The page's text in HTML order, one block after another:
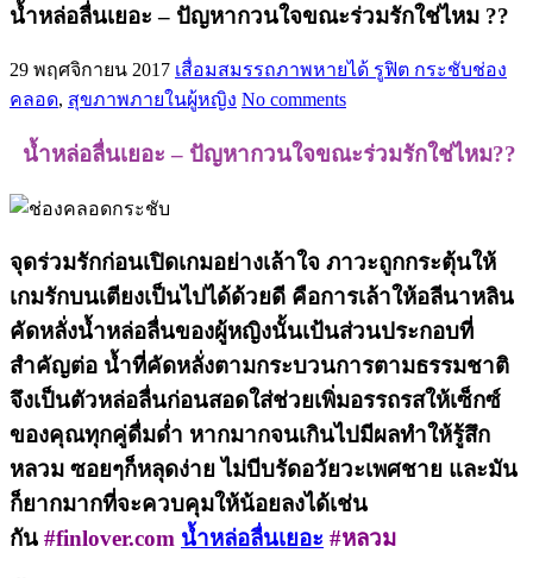
น้ำหล่อลื่นเยอะ – ปัญหากวนใจขณะร่วมรักใช่ไหม ??
29 พฤศจิกายน 2017 เสื่อมสมรรถภาพหายได้ รูฟิต กระชับช่อง
คลอด, สุขภาพภายในผู้หญิง No comments
น้ำหล่อลื่นเยอะ – ปัญหากวนใจขณะร่วมรักใช่ไหม??
จุดร่วมรักก่อนเปิดเกมอย่างเล้าใจ ภาวะถูกกระตุ้นให้
เกมรักบนเตียงเป็นไปได้ด้วยดี คือการเล้าให้อลีนาหลิน
คัดหลั่งน้ำหล่อลื่นของผู้หญิงนั้นเป้นส่วนประกอบที่
สำคัญต่อ น้ำที่คัดหลั่งตามกระบวนการตามธรรมชาติ
จึงเป็นตัวหล่อลื่นก่อนสอดใส่ช่วยเพิ่มอรรถรสให้เซ็กซ์
ของคุณทุกคู่ดื่มด่ำ หากมากจนเกินไปมีผลทำให้รู้สึก
หลวม ซอยๆก็หลุดง่าย ไม่บีบรัดอวัยวะเพศชาย และมัน
ก็ยากมากที่จะควบคุมให้น้อยลงได้เช่น
กัน #finlover.com น้ำหล่อลื่นเยอะ #หลวม